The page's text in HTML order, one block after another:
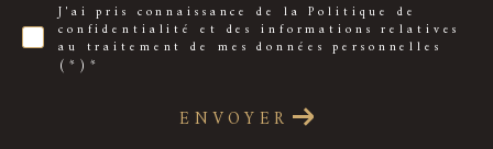
J'ai pris connaissance de la Politique de
confidentialité et des informations relatives
au traitement de mes données personnelles
(*)*
ENVOYER